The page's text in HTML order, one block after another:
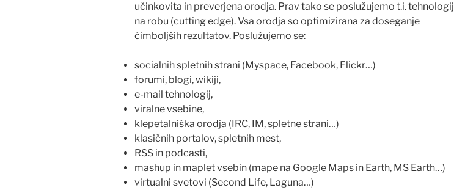
učinkovita in preverjena orodja. Prav tako se poslužujemo t.i. tehnologij
na robu (cutting edge). Vsa orodja so optimizirana za doseganje
čimboljših rezultatov. Poslužujemo se:
socialnih spletnih strani (Myspace, Facebook, Flickr…)
forumi, blogi, wikiji,
e-mail tehnologij,
viralne vsebine,
klepetalniška orodja (IRC, IM, spletne strani…)
klasičnih portalov, spletnih mest,
RSS in podcasti,
mashup in maplet vsebin (mape na Google Maps in Earth, MS Earth…)
virtualni svetovi (Second Life, Laguna…)